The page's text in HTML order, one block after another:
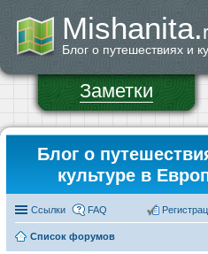
Mishanita.
Блог о путешествиях и
Заметки
Блог о
культуре в
Ссылки FAQ
Список форумов